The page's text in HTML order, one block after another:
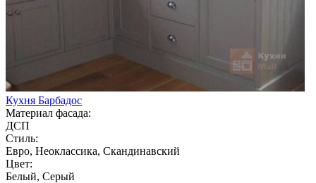
Кухня Барбадос
Материал фасада:
ДСП
Стиль:
Евро, Неоклассика, Скандинавский
Цвет:
Белый, Серый